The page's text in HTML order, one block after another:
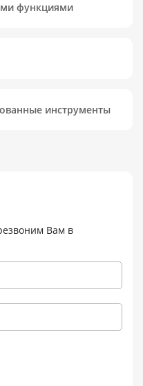
функциями
инструменты
Вам в